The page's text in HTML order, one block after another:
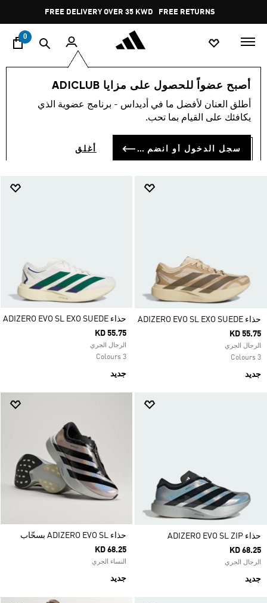
Pause
promotion
rotation
FREE RETURNS
0
أصبح عضواً للحصول على مزايا ADICLUB
أطلق العنان لأفضل ما في أديداس - برنامج عضوية الذي
يكافئك على القيام بما تحب.
سجل الدخول أو انضم الآن أغلق
الرياضات الجري جري سباقات
جري سباقات (356)
حذاء ADIZERO EVO SL EXO SUEDE
KD 55.75
الرجال الجري
3 Colours
جديد
حذاء ADIZERO EVO SL EXO SUEDE
KD 55.75
الرجال الجري
3 Colours
جديد
حذاء ADIZERO EVO SL ZIP
KD 68.25
الرجال الجري
جديد
حذاء ADIZERO EVO SL بسحّاب
KD 68.25
النساء الجري
جديد